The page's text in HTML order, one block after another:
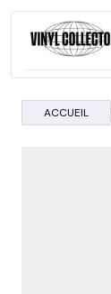
Aller au contenu
ACCUEIL